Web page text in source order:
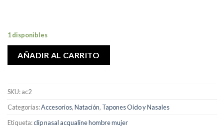
1 disponibles
AÑADIR AL CARRITO
SKU:ac2
Categorías:Accesorios,Natación, Tapones Oido y Nasales
Etiqueta:clip nasal acqualine hombre mujer